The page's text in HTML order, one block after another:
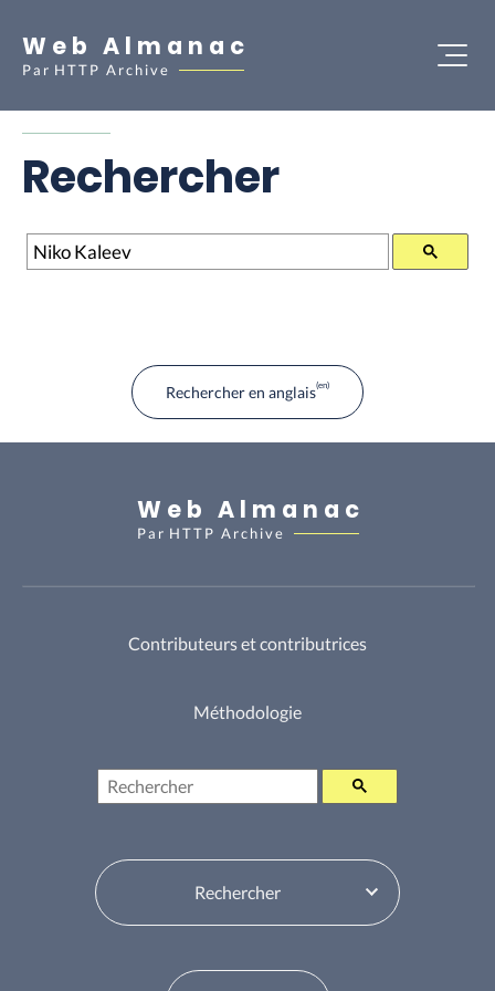
Web Almanac
Par HTTP Archive
Rechercher
Rechercher
Rechercher en anglais
Web Almanac
Par HTTP Archive
Contributeurs et contributrices
Méthodologie
Rechercher
Sélecteur de table des matières